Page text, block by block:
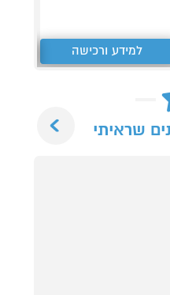
למידע ורכישה
שראיתי